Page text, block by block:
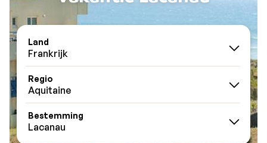
Land
Frankrijk
Regio
Aquitaine
Bestemming
Lacanau